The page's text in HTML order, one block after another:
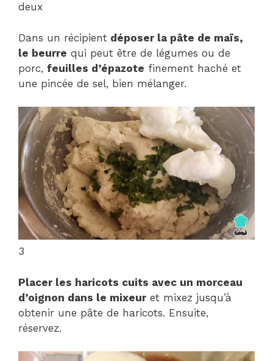
deux
Dans un récipient déposer la pâte de maïs,
le beurre qui peut être de légumes ou de
porc, feuilles d’épazote finement haché et
une pincée de sel, bien mélanger.
3
Placer les haricots cuits avec un morceau
d’oignon dans le mixeuret mixez jusqu’à
obtenir une pâte de haricots. Ensuite,
réservez.